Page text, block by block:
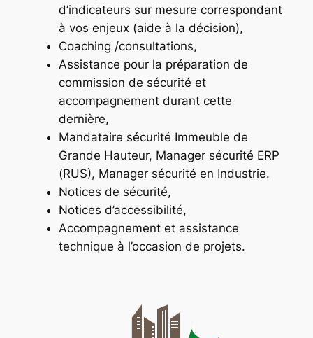
d’indicateurs sur mesure correspondant
à vos enjeux (aide à la décision),
Coaching /consultations,
Assistance pour la préparation de
commission de sécurité et
accompagnement durant cette
dernière,
Mandataire sécurité Immeuble de
Grande Hauteur, Manager sécurité ERP
(RUS), Manager sécurité en Industrie.
Notices de sécurité,
Notices d’accessibilité,
Accompagnement et assistance
technique à l’occasion de projets.